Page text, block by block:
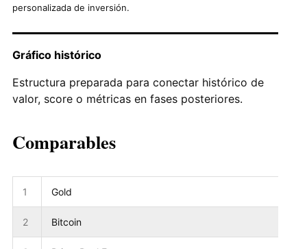
personalizada de inversión.
Gráfico histórico
Estructura preparada para conectar histórico de
valor, score o métricas en fases posteriores.
Comparables
1 Gold
2 Bitcoin